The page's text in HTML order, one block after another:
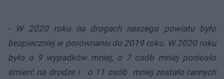
-
W 2020 roku na drogach naszego powiatu było
bezpieczniej w porównaniu do 2019 roku. W 2020 roku
było o 9 wypadków mniej, o 7 osób mniej poniosło
śmierć na drodze i o 11 osób mniej zostało rannych